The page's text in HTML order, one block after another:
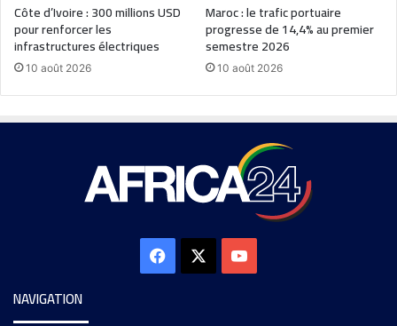
Côte d’Ivoire : 300 millions USD
pour renforcer les
infrastructures électriques
10 août 2026
Maroc : le trafic portuaire
progresse de 14,4% au premier
semestre 2026
10 août 2026
NAVIGATION